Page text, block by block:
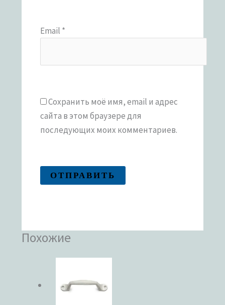
Email *
Сохранить моё имя, email и адрес
сайта в этом браузере для
последующих моих комментариев.
Похожие